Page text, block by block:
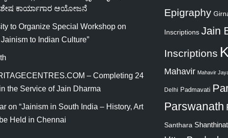
ಕಾರ್ಯಾಗಾರ ಆಯೋಜನೆ
to Organize Special Workshop on
to Indian Culture”
– Completing 24
the Service of Jain Dharma
on “Jainism in South India – History, Art
Held in Chennai
Epigraphy
Inscriptions Jain
Inscriptions
Mahavir Mahavir
Delhi Padmavati
Parswanath
Santhara